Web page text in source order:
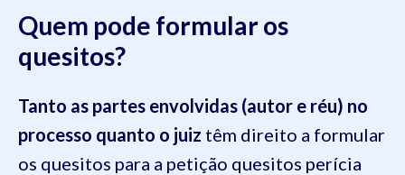
Quem pode formular os
quesitos?
Tanto as partes envolvidas (autor e réu) no
processo quanto o juiz têm direito a formular
os quesitos para a petição quesitos perícia